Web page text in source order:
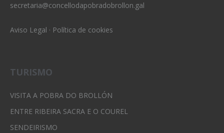
secretaria@concellodapobradobrollon.gal
Aviso Legal · Política de cookies
TURISMO
VISITA A POBRA DO BROLLÓN
ENTRE RIBEIRA SACRA E O COUREL
SENDEIRISMO